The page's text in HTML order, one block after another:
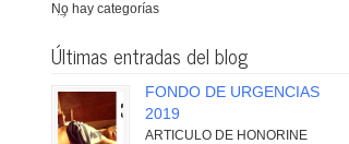
No hay categorías
Últimas entradas del blog
FONDO DE URGENCIAS
2019
ARTICULO DE HONORINE